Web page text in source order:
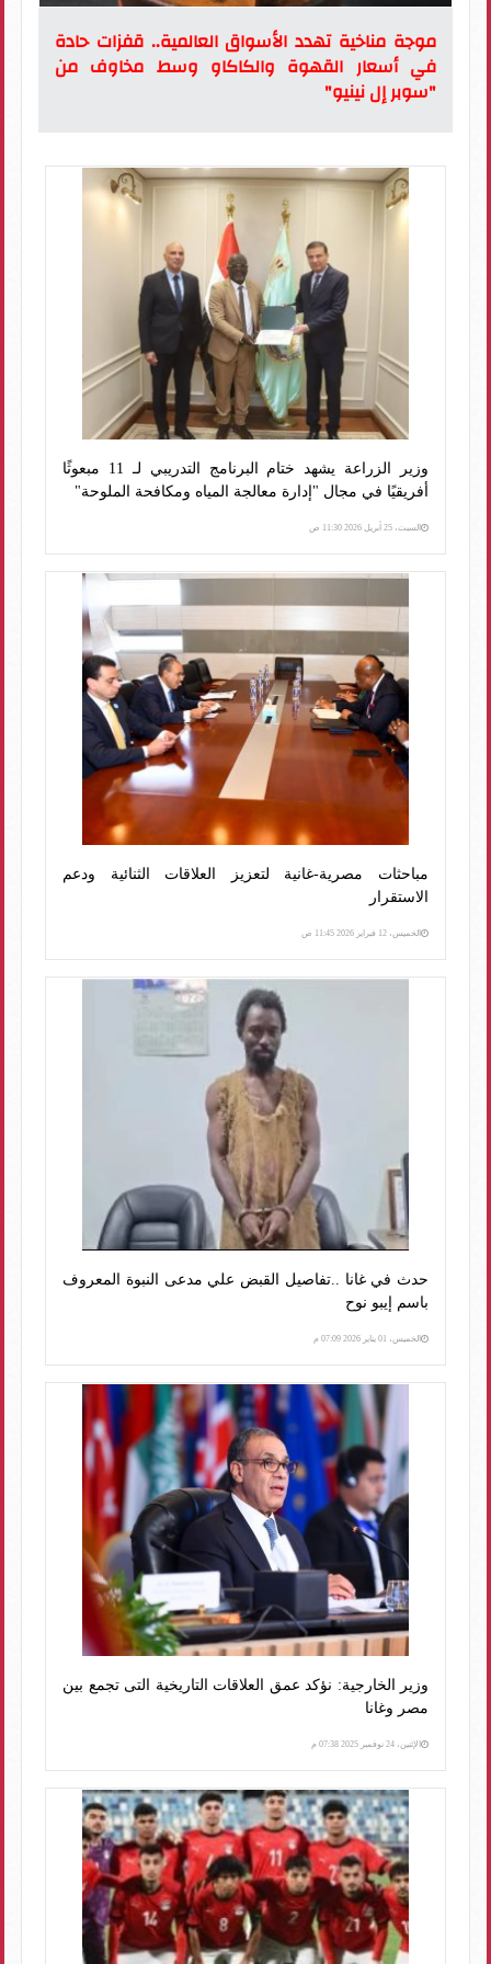
موجة مناخية تهدد الأسواق العالمية.. قفزات حادة
في أسعار القهوة والكاكاو وسط مخاوف من
"سوبر إل نينيو"
وزير الزراعة يشهد ختام البرنامج التدريبي لـ 11 مبعوثًا
أفريقيًا في مجال "إدارة معالجة المياه ومكافحة الملوحة"
السبت، 25 أبريل 2026 11:30 ص
مباحثات مصرية-غانية لتعزيز العلاقات الثنائية ودعم
الاستقرار
الخميس، 12 فبراير 2026 11:45 ص
حدث في غانا ..تفاصيل القبض علي مدعى النبوة المعروف
باسم إيبو نوح
الخميس، 01 يناير 2026 07:09 م
وزير الخارجية: نؤكد عمق العلاقات التاريخية التى تجمع بين
مصر وغانا
الإثنين، 24 نوفمبر 2025 07:38 م